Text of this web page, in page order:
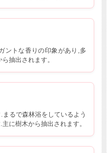
ントな香りの印象があり,多
抽出されます。
るで森林浴をしているよう
に樹木から抽出されます。